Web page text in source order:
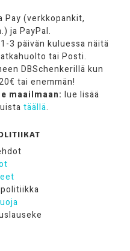
Pay (verkkopankit,
ja PayPal.
3 päivän kuluessa näitä
tai Posti.
DBSchenkerillä kun
tai enemmän!
maailmaan: lue lisää
täällä.